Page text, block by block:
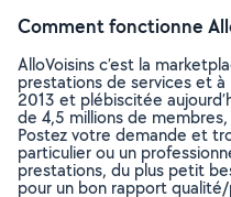
Comment fonctionne
AlloVoisins c’est la
prestations de services et
2013 et plébiscitée
de 4,5 millions de
Postez votre demande et
particulier ou un
prestations, du plus petit
pour un bon rapport qualité/